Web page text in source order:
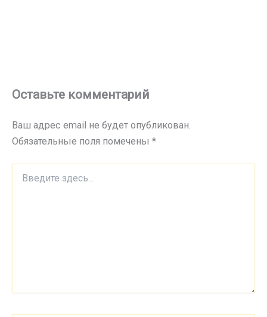
Оставьте комментарий
Ваш адрес email не будет опубликован.
Обязательные поля помечены *
здесь...